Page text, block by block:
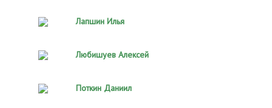
Лапшин Илья
Любишуев Алексей
Поткин Даниил